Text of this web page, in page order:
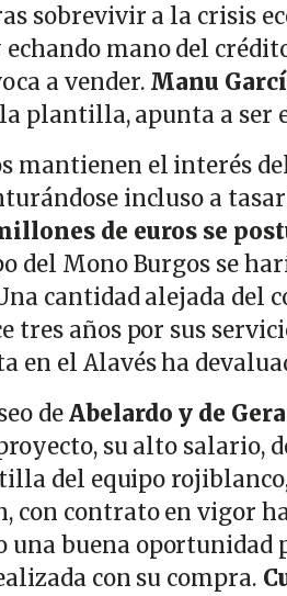
sobrevivir a la crisis
echando mano del
a vender. Manu
plantilla, apunta a ser
mantienen el interés
incluso a
de euros se
del Mono Burgos se
cantidad alejada del
tres años por sus
en el Alavés ha
deAbelardo y de
su alto salario,
del equipo
con contrato en vigor
una buena oportunidad
con su compra.